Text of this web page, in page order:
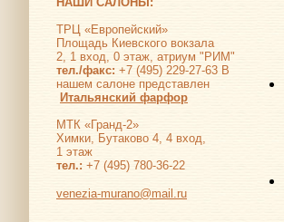
ТРЦ «Европейский»
Площадь Киевского вокзала
2, 1 вход, 0 этаж, атриум "РИМ"
тел./факс: +7 (495) 229-27-63 В
нашем салоне представлен
Итальянский фарфор
МТК «Гранд-2»
Химки, Бутаково 4, 4 вход,
1 этаж
тел.: +7 (495) 780-36-22
venezia-murano@mail.ru